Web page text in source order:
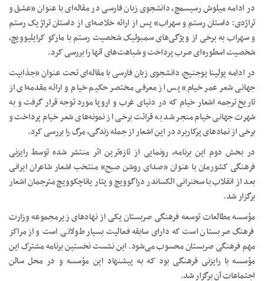
در ادامه میلوش رسیسمچ، دانشجوی زبان فارسی در مقاله‌ای با عنوان «عشق و
تراژدی: داستان رستم و سهراب» پس از ارائه خلاصه‌ای از داستان تراژیک رستم
و سهراب به برخی از ویژگی‌های سمبولیک شخصیت رستم با مارکو کرایلیوویچ،
شخصیت اسطوره‌ای صرب پرداخت و شباهت‌های آنها را بررسی کرد.
در ادامه یولینا یوجنیج، دانشجوی زبان فارسی با مقاله‌ای تحت عنوان «جذابیت
جهانی شعر عمر خیام» پس از معرفی مختصر حکیم خیام و ارائه مقدمه‌ای از
تاریخ ترجمه اشعار خیام که در دنیای غرب و اروپا مورد توجه قرار گرفت و به
شهرت جهانی خیام منجر شد به قرائت برخی از نمونه‌های شعر خیام پرداخت و
برخی از نمادهای پرکاربرد در این اشعار از جمله زندگی، مرگ را بررسی کرد.
در بخش دوم این برنامه، رونمایی از تازه‌ترین اثر منتشر شده توسط رایزنی
فرهنگی کشورمان با عنوان «صدای روشن صبح» منتخب اشعار شاعران ایرانی
بعد از انقلاب با سخنرانی الکساندر دراگوویچ و پتار یاناچکوویچ مترجمان اشعار
برگزار شد.
مؤسسه مطالعات توسعه فرهنگی صربستان یکی از نهادهای زیرمجموعه وزارت
فرهنگ صربستان است که دارای سابقه فعالیت بسیار طولانی است و از مراکز
مهم فرهنگی صربستان محسوب می‌شود. این نشست نخستین برنامه مشترک این
مؤسسه با رایزنی فرهنگی بود که به پیشنهاد این مؤسسه و در محل سالن
اجتماعات آن برگزار شد.